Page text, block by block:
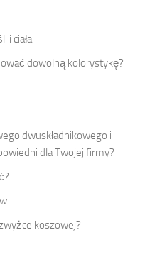
i ciała
dowolną kolorystykę?
dwuskładnikowego i
dla Twojej firmy?
koszowej?